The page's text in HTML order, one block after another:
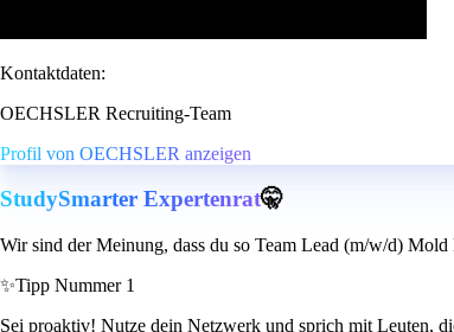
Kontaktdaten:
OECHSLER Recruiting-Team
Profil von OECHSLER anzeigen
StudySmarter Expertenrat🤫
Wir sind der Meinung, dass du so Team Lead (m/w/d) Mold
✨Tipp Nummer 1
Sei proaktiv! Nutze dein Netzwerk und sprich mit Leuten,